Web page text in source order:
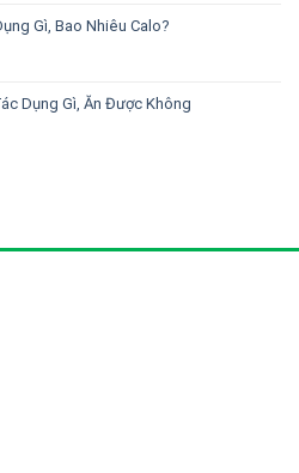
Gì, Bao Nhiêu Calo?
Dụng Gì, Ăn Được Không